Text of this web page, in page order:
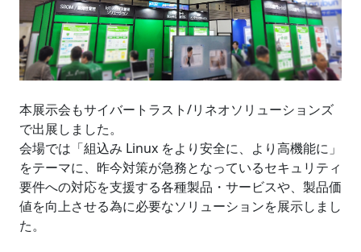
本展示会もサイバートラスト/リネオソリューションズ
で出展しました。
会場では「組込み Linux をより安全に、より高機能に」
をテーマに、昨今対策が急務となっているセキュリティ
要件への対応を支援する各種製品・サービスや、製品価
値を向上させる為に必要なソリューションを展示しまし
た。